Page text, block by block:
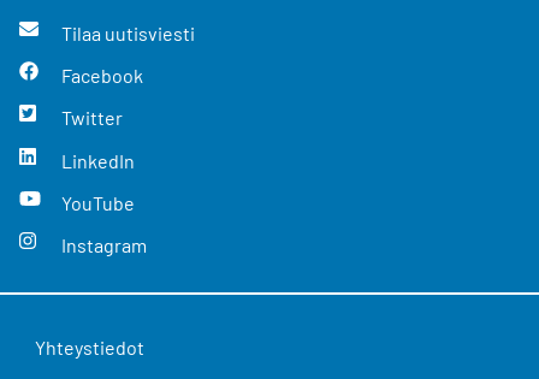
Tilaa uutisviesti
Facebook
Twitter
LinkedIn
YouTube
Instagram
Yhteystiedot